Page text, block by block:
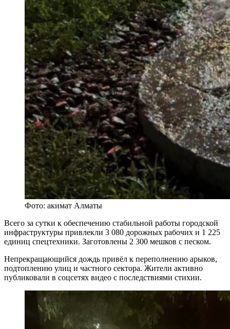
Фото: акимат Алматы
Всего за сутки к обеспечению стабильной работы городской
инфраструктуры привлекли 3 080 дорожных рабочих и 1 225
единиц спецтехники. Заготовлены 2 300 мешков с песком.
Непрекращающийся дождь привёл к переполнению арыков,
подтоплению улиц и частного сектора. Жители активно
публиковали в соцсетях видео с последствиями стихии.